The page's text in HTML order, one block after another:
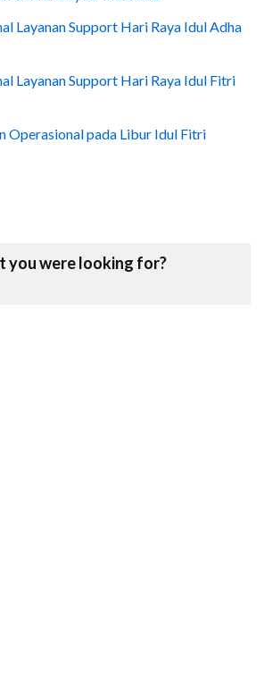
Layanan Support Hari Raya Idul Adha
Layanan Support Hari Raya Idul Fitri
Operasional pada Libur Idul Fitri
you were looking for?